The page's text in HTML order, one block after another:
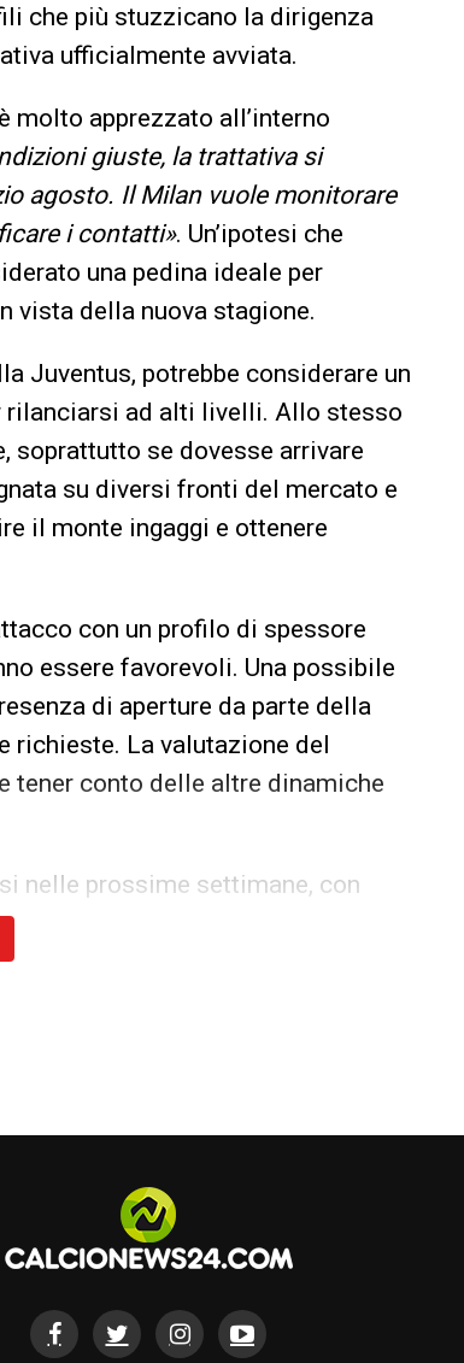
che più stuzzicano la dirigenza
ufficialmente avviata.
è molto apprezzato all’interno
giuste, la trattativa si
agosto. Il Milan vuole monitorare
i contatti». Un’ipotesi che
una pedina ideale per
vista della nuova stagione.
Juventus, potrebbe considerare un
rilanciarsi ad alti livelli. Allo stesso
soprattutto se dovesse arrivare
su diversi fronti del mercato e
il monte ingaggi e ottenere
con un profilo di spessore
essere favorevoli. Una possibile
di aperture da parte della
richieste. La valutazione del
tener conto delle altre dinamiche
nelle prossime settimane, con
è pronta a fare le sue
l’intesa giusta con la Juventus e